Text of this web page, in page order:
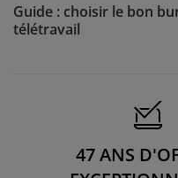
Guide : choisir le bon
télétravail
47 ANS